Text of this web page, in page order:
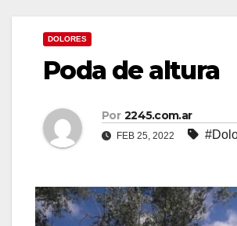
DOLORES
Poda de altura
Por 2245.com.ar
FEB 25, 2022